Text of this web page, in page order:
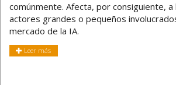
comúnmente. Afecta, por consiguiente, a
actores grandes o pequeños
mercado de la IA.
Leer más